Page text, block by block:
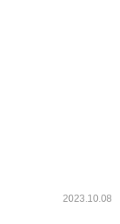
2023.10.08